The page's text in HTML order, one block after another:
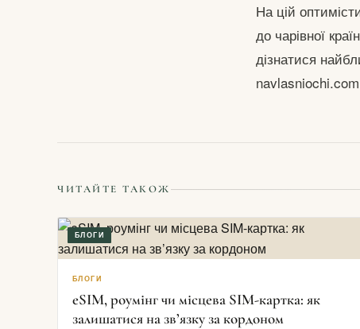
На цій
до чарівної
дізнатися
ЧИТАЙТЕ ТАКОЖ
БЛОГИ
БЛОГИ
eSIM, роумінг чи місцева SIM-картка: як
залишатися на зв’язку за кордоном